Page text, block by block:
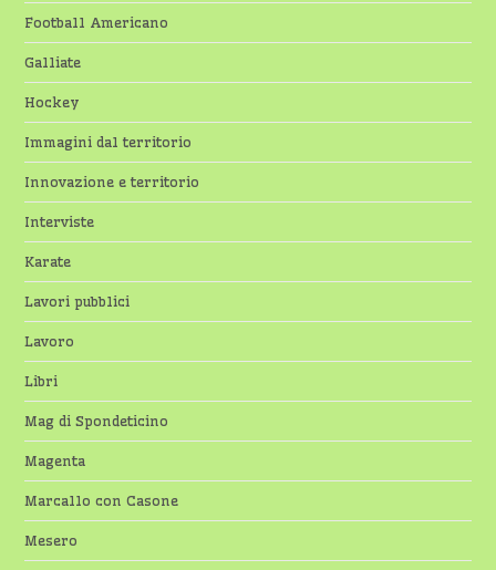
Football Americano
Galliate
Hockey
Immagini dal territorio
Innovazione e territorio
Interviste
Karate
Lavori pubblici
Lavoro
Libri
Mag di Spondeticino
Magenta
Marcallo con Casone
Mesero